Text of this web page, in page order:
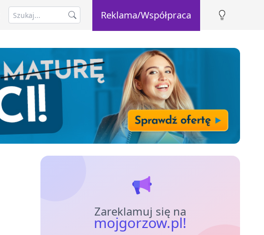
Reklama/Współpraca
Zareklamuj się na
mojgorzow.pl!